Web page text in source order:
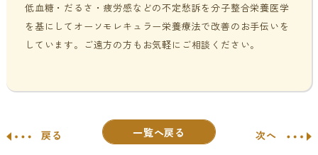
低血糖・だるさ・疲労感などの不定愁訴を分子整合栄養医学
を基にしてオーソモレキュラー栄養療法で改善のお手伝いを
しています。ご遠方の方もお気軽にご相談ください。
戻る 一覧へ戻る 次へ